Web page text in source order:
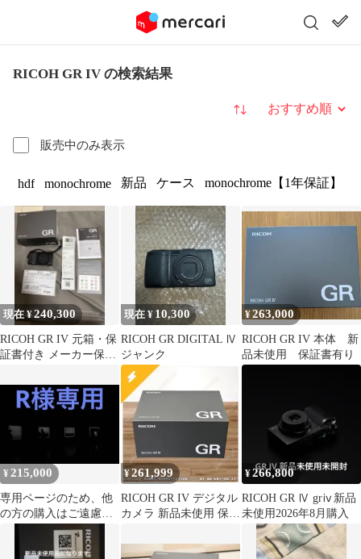
RICOH GR IV の検索結果
販売中のみ表示
並び替え
hdf monochrome 新品 ケース monochrome【1年保証】
現在 ¥240,300
RICOH GR IV 元箱・保
証書付き メーカー保証
現在 ¥ 10,300
RICOH GR DIGITAL Ⅳ
ジャンク
¥263,000
RICOH GR IV 本体 新
品未使用 保証書有り
¥ 215,000
専用ページのため、他
の方の購入はご遠慮く
¥261,999
RICOH GR IV デジタル
カメラ 新品未使用 保証
¥266,800
RICOH GR Ⅳ grⅳ新品
未使用2026年8月購入